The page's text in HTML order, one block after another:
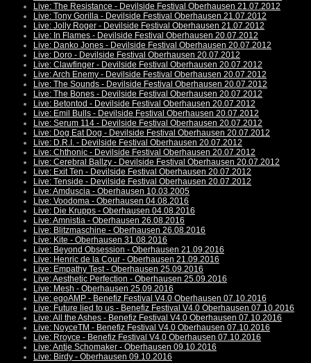
Live: The Resistance - Devilside Festival Oberhausen 21.07.2012
Live: Tony Gorilla - Devilside Festival Oberhausen 21.07.2012
Live: Jolly Roger - Devilside Festival Oberhausen 21.07.2012
Live: In Flames - Devilside Festival Oberhausen 20.07.2012
Live: Danko Jones - Devilside Festival Oberhausen 20.07.2012
Live: Doro - Devilside Festival Oberhausen 20.07.2012
Live: Clawfinger - Devilside Festival Oberhausen 20.07.2012
Live: Arch Enemy - Devilside Festival Oberhausen 20.07.2012
Live: The Sounds - Devilside Festival Oberhausen 20.07.2012
Live: The Bones - Devilside Festival Oberhausen 20.07.2012
Live: Betontod - Devilside Festival Oberhausen 20.07.2012
Live: Emil Bulls - Devilside Festival Oberhausen 20.07.2012
Live: Serum 114 - Devilside Festival Oberhausen 20.07.2012
Live: Dog Eat Dog - Devilside Festival Oberhausen 20.07.2012
Live: D.R.I. - Devilside Festival Oberhausen 20.07.2012
Live: Chthonic - Devilside Festival Oberhausen 20.07.2012
Live: Cerebral Ballzy - Devilside Festival Oberhausen 20.07.2012
Live: Exit Ten - Devilside Festival Oberhausen 20.07.2012
Live: Tenside - Devilside Festival Oberhausen 20.07.2012
Live: Amduscia - Oberhausen 10.03.2005
Live: Voodoma - Oberhausen 04.08.2016
Live: Die Krupps - Oberhausen 04.08.2016
Live: Amnistia - Oberhausen 26.08.2016
Live: Blitzmaschine - Oberhausen 26.08.2016
Live: Kite - Oberhausen 31.08.2016
Live: Beyond Obsession - Oberhausen 21.09.2016
Live: Henric de la Cour - Oberhausen 21.09.2016
Live: Empathy Test - Oberhausen 25.09.2016
Live: Aesthetic Perfection - Oberhausen 25.09.2016
Live: Mesh - Oberhausen 25.09.2016
Live: egoAMP - Benefiz Festival V4.0 Oberhausen 07.10.2016
Live: Future lied to us - Benefiz Festival V4.0 Oberhausen 07.10.2016
Live: All the Ashes - Benefiz Festival V4.0 Oberhausen 07.10.2016
Live: NoyceTM - Benefiz Festival V4.0 Oberhausen 07.10.2016
Live: Rroyce - Benefiz Festival V4.0 Oberhausen 07.10.2016
Live: Antje Schomaker - Oberhausen 09.10.2016
Live: Birdy - Oberhausen 09.10.2016